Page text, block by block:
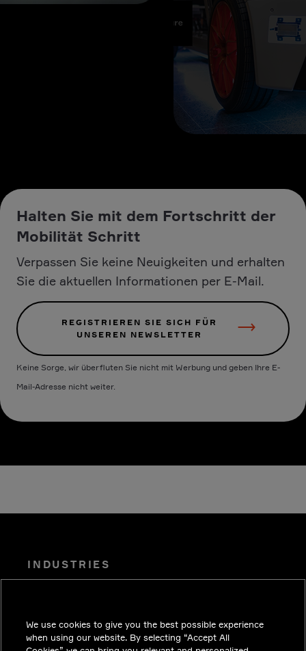
Halten Sie mit dem Fortschritt der
Mobilität Schritt
Verpassen Sie keine Neuigkeiten und erhalten
Sie die aktuellen Informationen per E-Mail.
REGISTRIEREN SIE SICH FÜR
UNSEREN NEWSLETTER
Keine Sorge, wir überfluten Sie nicht mit Werbung und geben Ihre E-
Mail-Adresse nicht weiter.
INDUSTRIES
KARRIERE
We use cookies to give you the best possible experience
when using our website. By selecting “Accept All